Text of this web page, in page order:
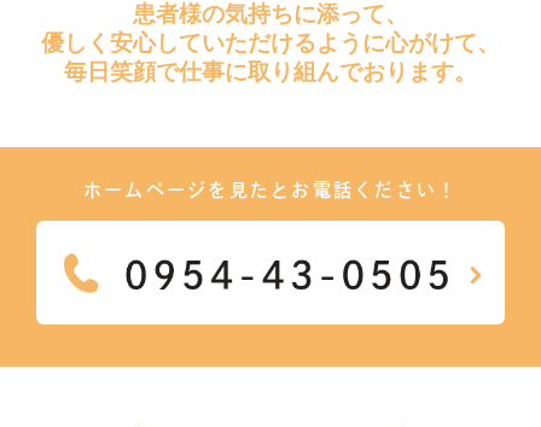
患者様の気持ちに添って、
優しく安心していただけるように心がけて、
毎日笑顔で仕事に取り組んでおります。
ホームページを見たとお電話ください！